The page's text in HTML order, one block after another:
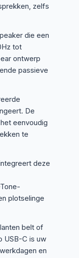
zelfs
die een
tot
ontwerp
passieve
De
eenvoudig
te
deze
plotselinge
belt of
USB-C is uw
en